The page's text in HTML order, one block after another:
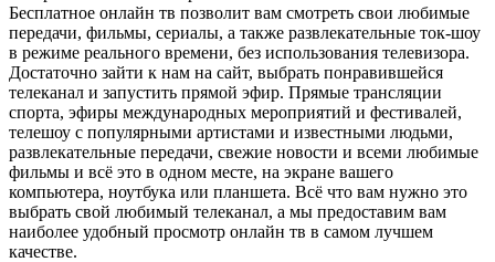
Бесплатное онлайн тв позволит вам смотреть свои любимые
передачи, фильмы, сериалы, а также развлекательные ток-шоу
в режиме реального времени, без использования телевизора.
Достаточно зайти к нам на сайт, выбрать понравившейся
телеканал и запустить прямой эфир. Прямые трансляции
спорта, эфиры международных мероприятий и фестивалей,
телешоу с популярными артистами и известными людьми,
развлекательные передачи, свежие новости и всеми любимые
фильмы и всё это в одном месте, на экране вашего
компьютера, ноутбука или планшета. Всё что вам нужно это
выбрать свой любимый телеканал, а мы предоставим вам
наиболее удобный просмотр онлайн тв в самом лучшем
качестве.